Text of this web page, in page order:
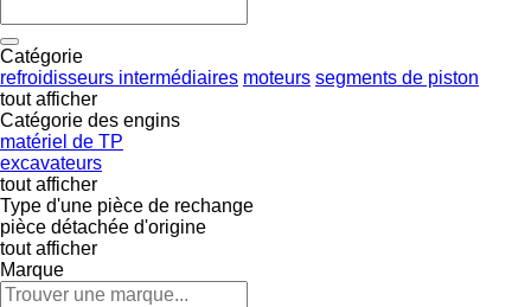
Catégorie
refroidisseurs intermédiaires moteurs segments de piston
tout afficher
Catégorie des engins
matériel de TP
excavateurs
tout afficher
Type d'une pièce de rechange
pièce détachée d'origine
tout afficher
Marque